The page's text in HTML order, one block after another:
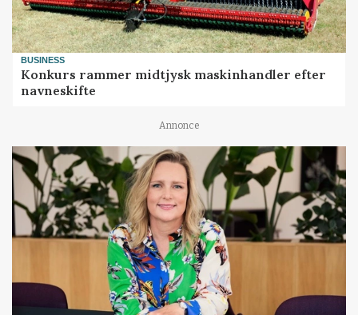
BUSINESS
Konkurs rammer midtjysk maskinhandler efter
navneskifte
Annonce